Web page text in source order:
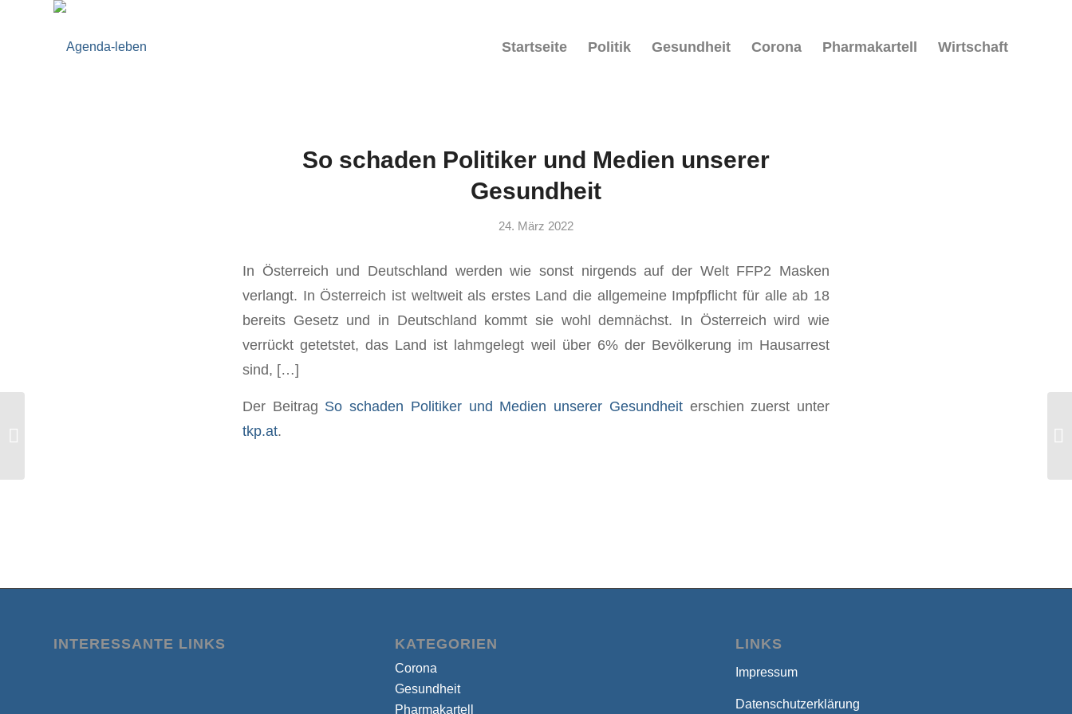
Startseite Politik Gesundheit Corona Pharmakartell Wirtschaft
So schaden Politiker und Medien unserer
Gesundheit
24. März 2022
In Österreich und Deutschland werden wie sonst nirgends auf der Welt FFP2 Masken
verlangt. In Österreich ist weltweit als erstes Land die allgemeine Impfpflicht für alle ab 18
bereits Gesetz und in Deutschland kommt sie wohl demnächst. In Österreich wird wie
verrückt getetstet, das Land ist lahmgelegt weil über 6% der Bevölkerung im Hausarrest
sind, […]
Der Beitrag So schaden Politiker und Medien unserer Gesundheiterschien zuerst unter
tkp.at.
INTERESSANTE LINKS KATEGORIEN
Corona
Gesundheit
Pharmakartell
LINKS
Impressum
Datenschutzerklärung